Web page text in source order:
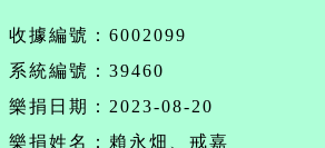
收據編號：6002099
系統編號：39460
樂捐日期：2023-08-20
樂捐姓名：賴永畑、戒嘉